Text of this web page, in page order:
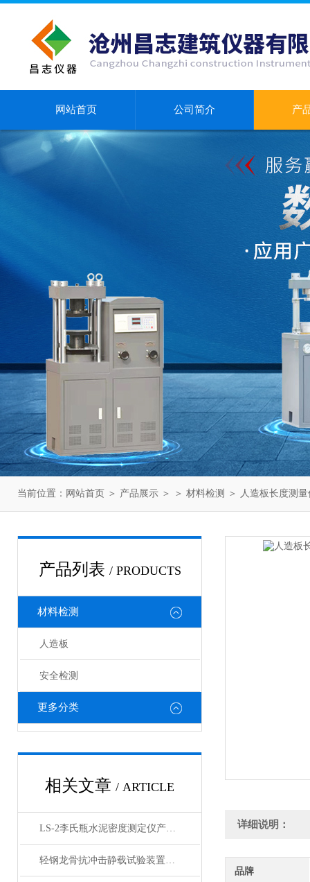
网站首页 公司简介 产
当前位置： 网站首页 ＞ 产品展示 ＞ ＞ 材料检测 ＞ 人造板长度测
产品列表 / PRODUCTS
材料检测
人造板
安全检测
更多分类
相关文章 / ARTICLE
LS-2李氏瓶水泥密度测定仪产品展示
轻钢龙骨抗冲击静载试验装置产品展示
详细说明：
品牌